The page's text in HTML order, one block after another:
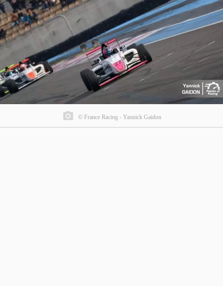
© France Racing - Yannick Gaidon